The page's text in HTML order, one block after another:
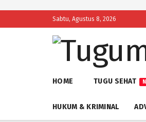
Sabtu, Agustus 8, 2026
HOME TUGU SEHAT
HUKUM & KRIMINAL